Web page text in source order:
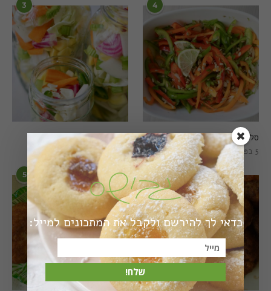
3
חמוצים מהירים
1 באוגוסט 2022
4
סלט פלפלים טרי וצבעוני
5 בפברואר 2021
5 6
כדאי לך להירשם ולקבל את המתכונים למייל:
שלח!